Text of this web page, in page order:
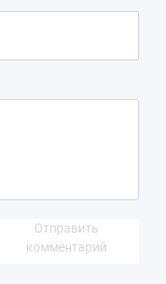
Отправить
комментарий